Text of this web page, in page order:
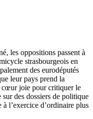
les oppositions passent à
strasbourgeois en
des eurodéputés
leur pays prend la
cœur joie pour critiquer le
sur des dossiers de politique
à l’exercice d’ordinaire plus